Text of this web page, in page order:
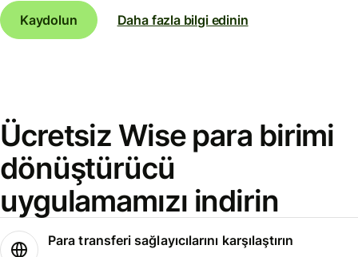
Kaydolun
Daha fazla bilgi edinin
Ücretsiz Wise para birimi
dönüştürücü
uygulamamızı indirin
Para transferi sağlayıcılarını karşılaştırın